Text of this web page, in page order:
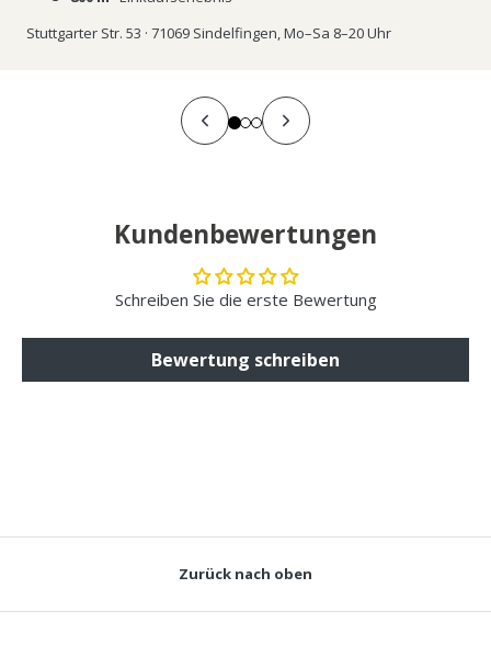
Stuttgarter Str. 53 · 71069 Sindelfingen, Mo–Sa 8–20 Uhr
Kundenbewertungen
Schreiben Sie die erste Bewertung
Bewertung schreiben
Zurück nach oben